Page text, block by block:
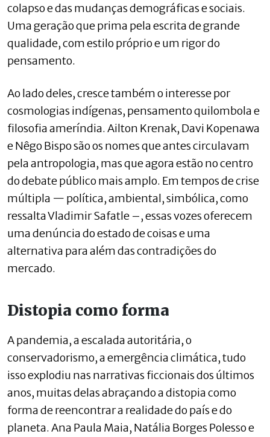
colapso e das mudanças demográficas e sociais.
Uma geração que prima pela escrita de grande
qualidade, com estilo próprio e um rigor do
pensamento.
Ao lado deles, cresce também o interesse por
cosmologias indígenas, pensamento quilombola e
filosofia ameríndia. Ailton Krenak, Davi Kopenawa
e Nêgo Bispo são os nomes que antes circulavam
pela antropologia, mas que agora estão no centro
do debate público mais amplo. Em tempos de crise
múltipla — política, ambiental, simbólica, como
ressalta Vladimir Safatle –, essas vozes oferecem
uma denúncia do estado de coisas e uma
alternativa para além das contradições do
mercado.
Distopia como forma
A pandemia, a escalada autoritária, o
conservadorismo, a emergência climática, tudo
isso explodiu nas narrativas ficcionais dos últimos
anos, muitas delas abraçando a distopia como
forma de reencontrar a realidade do país e do
planeta. Ana Paula Maia, Natália Borges Polesso e